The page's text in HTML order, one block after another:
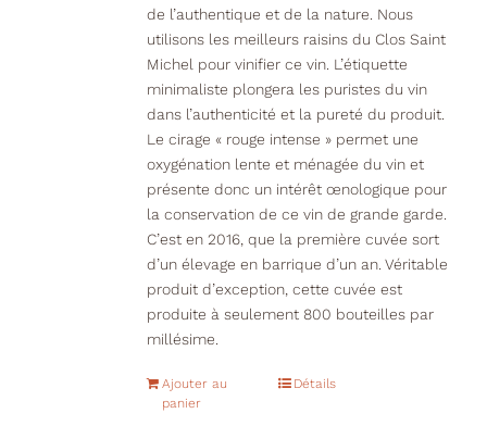
de l’authentique et de la nature. Nous
utilisons les meilleurs raisins du Clos Saint
Michel pour vinifier ce vin. L’étiquette
minimaliste plongera les puristes du vin
dans l’authenticité et la pureté du produit.
Le cirage « rouge intense » permet une
oxygénation lente et ménagée du vin et
présente donc un intérêt œnologique pour
la conservation de ce vin de grande garde.
C’est en 2016, que la première cuvée sort
d’un élevage en barrique d’un an. Véritable
produit d’exception, cette cuvée est
produite à seulement 800 bouteilles par
millésime.
Ajouter au
panier
Détails